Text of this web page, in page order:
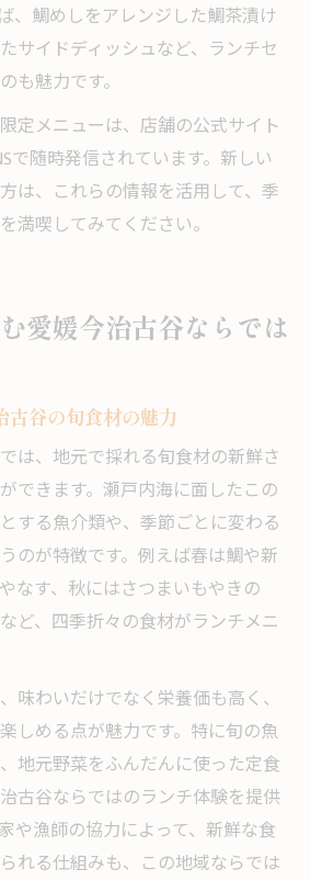
、鯛めしをアレンジした鯛茶漬け
サイドディッシュなど、ランチセ
も魅力です。
定メニューは、店舗の公式サイト
で随時発信されています。新しい
は、これらの情報を活用して、季
満喫してみてください。
愛媛今治古谷ならでは
古谷の旬食材の魅力
は、地元で採れる旬食材の新鮮さ
できます。瀬戸内海に面したこの
する魚介類や、季節ごとに変わる
のが特徴です。例えば春は鯛や新
なす、秋にはさつまいもやきの
ど、四季折々の食材がランチメニ
味わいだけでなく栄養価も高く、
しめる点が魅力です。特に旬の魚
地元野菜をふんだんに使った定食
古谷ならではのランチ体験を提供
や漁師の協力によって、新鮮な食
れる仕組みも、この地域ならでは